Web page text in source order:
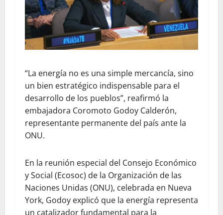
“La energía no es una simple mercancía, sino
un bien estratégico indispensable para el
desarrollo de los pueblos”, reafirmó la
embajadora Coromoto Godoy Calderón,
representante permanente del país ante la
ONU.
En la reunión especial del Consejo Económico
y Social (Ecosoc) de la Organización de las
Naciones Unidas (ONU), celebrada en Nueva
York, Godoy explicó que la energía representa
un catalizador fundamental para la